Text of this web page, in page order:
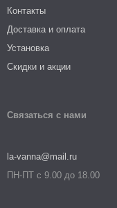
Контакты
Доставка и оплата
Установка
Скидки и акции
Связаться с нами
la-vanna@mail.ru
ПН-ПТ с 9.00 до 18.00